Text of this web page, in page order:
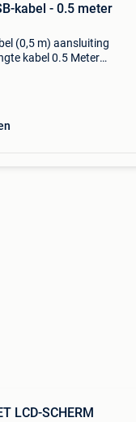
kabel - 0.5 meter
(0,5 m) aansluiting
kabel 0.5 Meter
LCD-SCHERM